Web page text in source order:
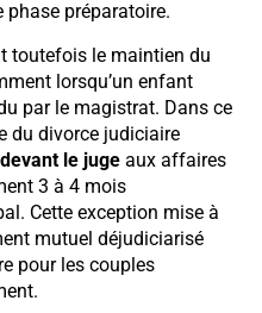
préparatoire.
toutefois le maintien du
lorsqu’un enfant
par le magistrat. Dans ce
du divorce judiciaire
le juge aux affaires
3 à 4 mois
Cette exception mise à
mutuel déjudiciarisé
pour les couples